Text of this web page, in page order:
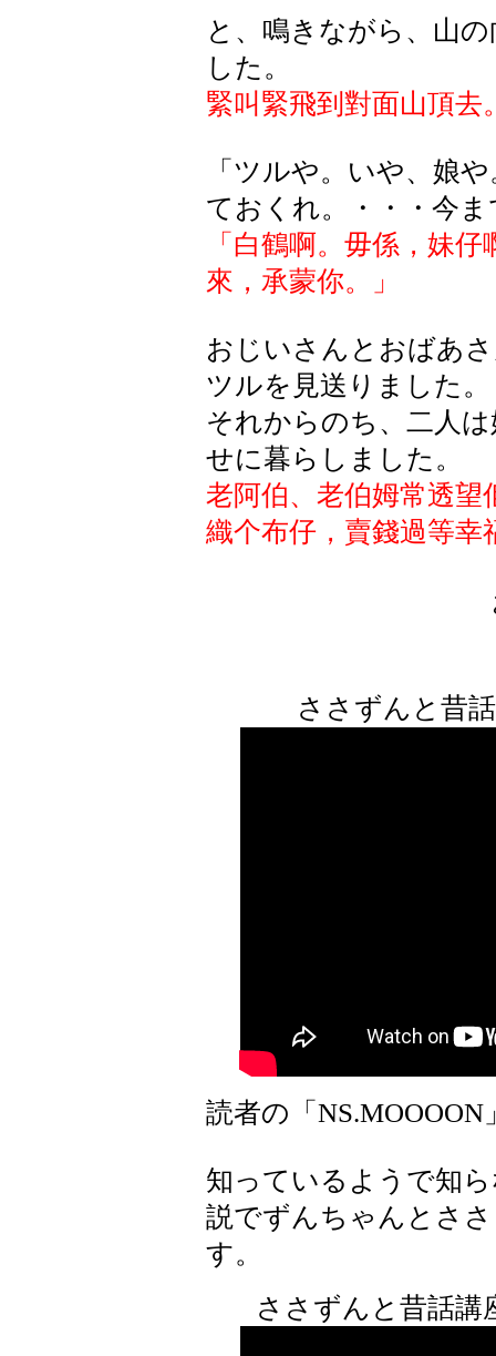
と、鳴きながら、山
した。
緊叫緊飛到對面山頂去
「ツルや。いや、娘
ておくれ。・・・今
「白鶴啊。毋係，妹
來，承蒙你。」
おじいさんとおばあ
ツルを見送りました。
それからのち、二人
せに暮らしました。
老阿伯、老伯姆常透望
織个布仔，賣錢過等幸
ささずんと昔
読者の「
知っているようで知
説でずんちゃんとさ
す。
ささずんと昔話